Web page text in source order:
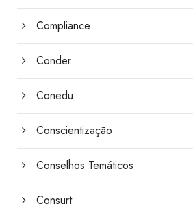
Compliance
Conder
Conedu
Conscientização
Conselhos Temáticos
Consurt